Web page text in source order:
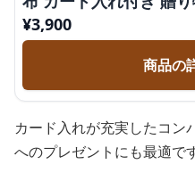
¥3,900
商品の
カード入れが充実したコン
へのプレゼントにも最適です